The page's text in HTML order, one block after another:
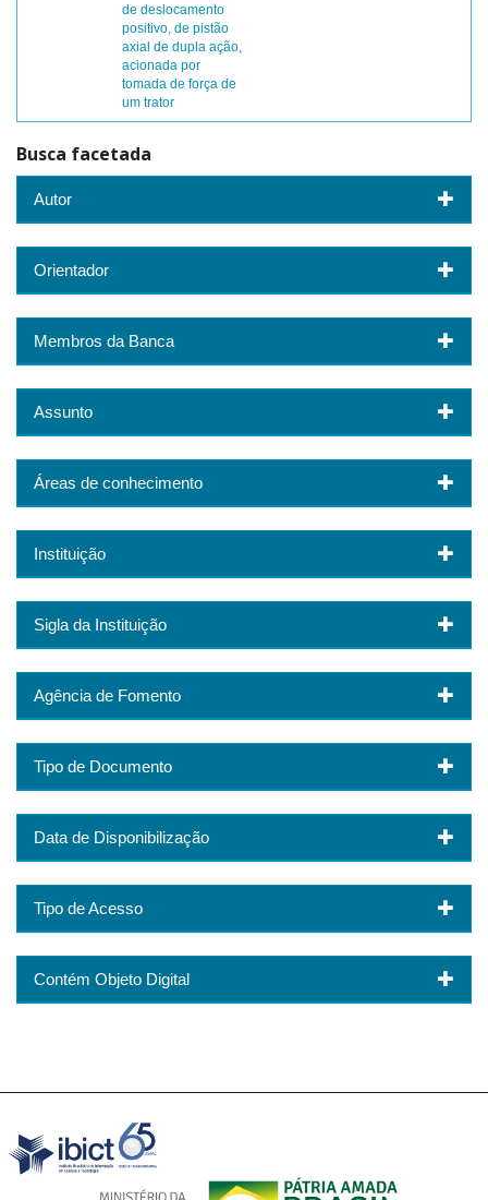
de deslocamento
positivo, de pistão
axial de dupla ação,
acionada por
tomada de força de
um trator
Busca facetada
Autor
Orientador
Membros da Banca
Assunto
Áreas de conhecimento
Instituição
Sigla da Instituição
Agência de Fomento
Tipo de Documento
Data de Disponibilização
Tipo de Acesso
Contém Objeto Digital